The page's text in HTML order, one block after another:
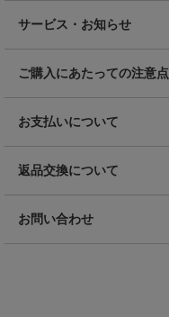
サービス・お知らせ
ご購入にあたっての注意点
お支払いについて
返品交換について
お問い合わせ